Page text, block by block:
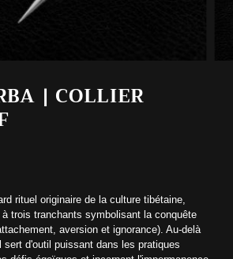
| COLLIER
rituel originaire de la culture tibétaine,
trois tranchants symbolisant la conquête
aversion et ignorance). Au-delà
d'outil puissant dans les pratiques